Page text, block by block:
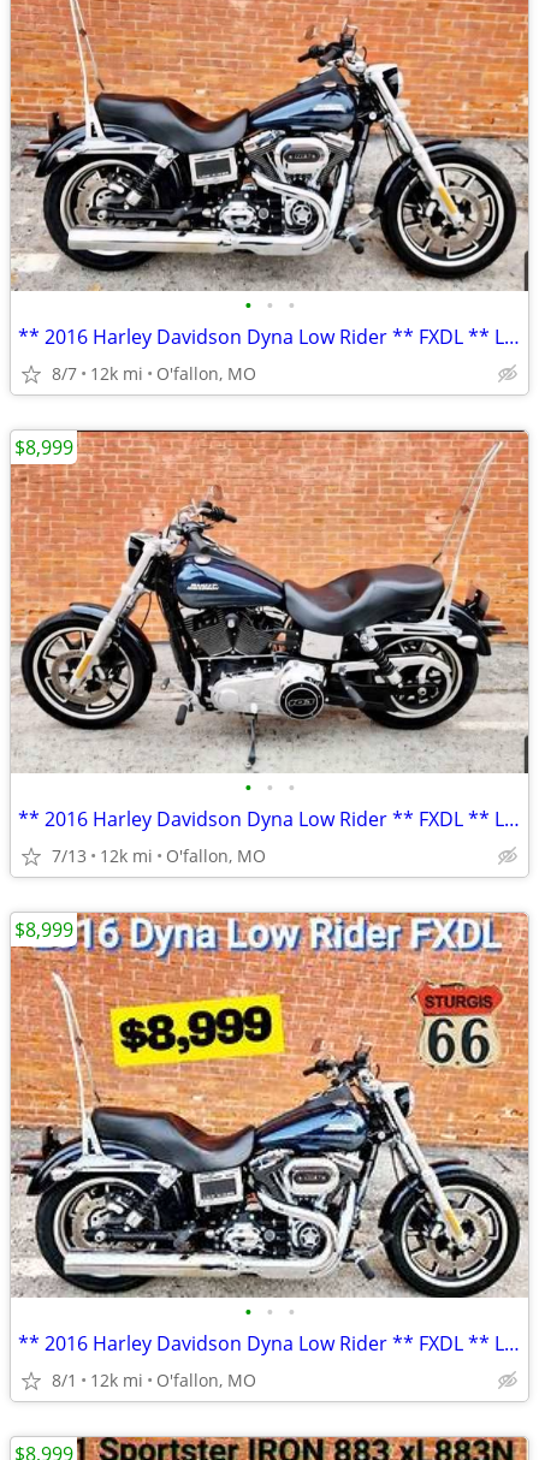
• • •
** 2016 Harley Davidson Dyna Low Rider ** FXDL ** LOW MILES! **
8/7 12k mi O'fallon, MO
• • •
** 2016 Harley Davidson Dyna Low Rider ** FXDL ** LOW MILES! **
7/13 12k mi O'fallon, MO
$8,999
• • •
** 2016 Harley Davidson Dyna Low Rider ** FXDL ** LOW MILES! **
8/1 12k mi O'fallon, MO
$8,999
$8,999